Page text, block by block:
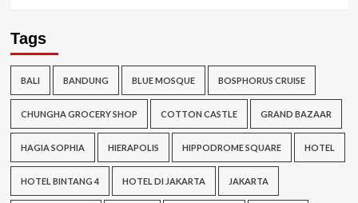
Tags
BALI BANDUNG BLUE MOSQUE BOSPHORUS CRUISE
CHUNGHA GROCERY SHOP COTTON CASTLE GRAND BAZAAR
HAGIA SOPHIA HIERAPOLIS HIPPODROME SQUARE HOTEL
HOTEL BINTANG 4 HOTEL DI JAKARTA JAKARTA